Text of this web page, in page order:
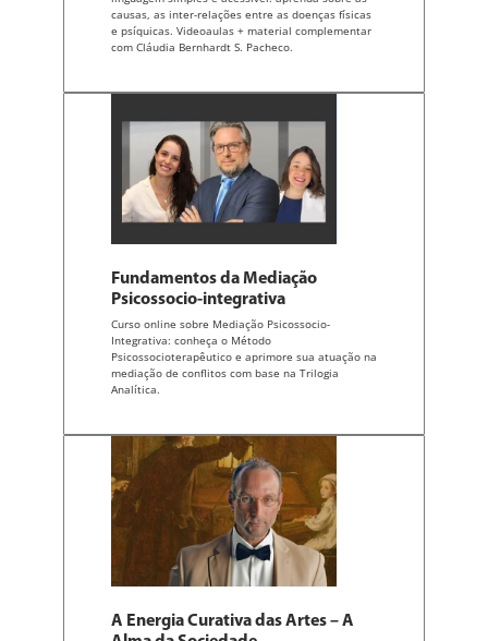
causas, as inter-relações entre as doenças físicas
e psíquicas. Videoaulas + material complementar
com Cláudia Bernhardt S. Pacheco.
Fundamentos da Mediação
Psicossocio-integrativa
Curso online sobre Mediação Psicossocio-
Integrativa: conheça o Método
Psicossocioterapêutico e aprimore sua atuação na
mediação de conflitos com base na Trilogia
Analítica.
A Energia Curativa das Artes – A